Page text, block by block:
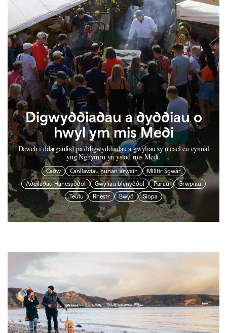
Digwyddiadau a dyddiau o
hwyl ym mis Medi
Dewch i ddarganfod pa ddigwyddiadau a gwyliau sy'n cael eu cynnal
yng Nghymru yn ystod mis Medi.
Cadw Canllawiau hunan-arwain
Milltir Sgwâr
Adeiladau Hanesyddol
Gwyliau blynyddol Parau
Grwpiau
Teulu
Rhestr Bwyd Siopa